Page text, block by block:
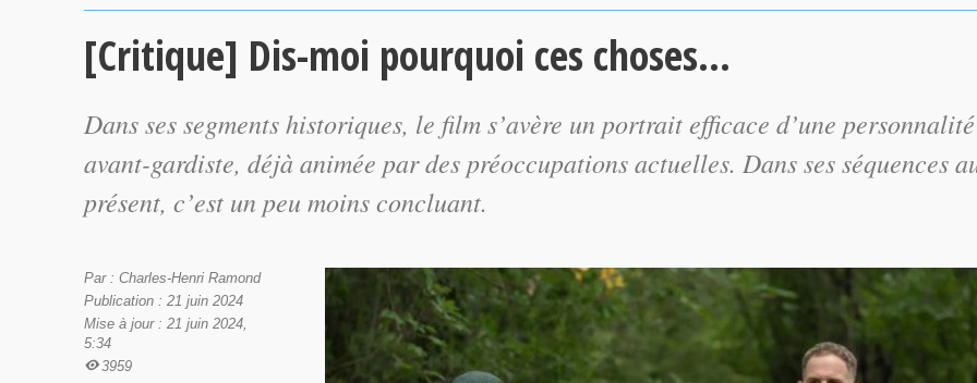
[Critique] Dis-moi pourquoi ces choses…
Dans ses segments historiques, le film s’avère un portrait efficace d’une personnalité
avant-gardiste, déjà animée par des préoccupations actuelles. Dans ses séquences
présent, c’est un peu moins concluant.
Par : Charles-Henri Ramond
Publication : 21 juin 2024
Mise à jour : 21 juin 2024,
5:34
3959